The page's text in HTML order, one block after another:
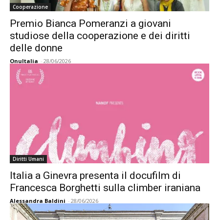
Cooperazione
Premio Bianca Pomeranzi a giovani
studiose della cooperazione e dei diritti
delle donne
OnuItalia - 28/06/2026
Diritti Umani
Italia a Ginevra presenta il docufilm di
Francesca Borghetti sulla climber iraniana
Alessandra Baldini - 28/06/2026